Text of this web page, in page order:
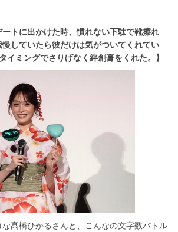
トに出かけた時、慣れない下駄で靴擦れ
していたら彼だけは気がついてくれてい
イミングでさりげなく絆創膏をくれた。】
髙橋ひかるさんと、こんなの文字数バトル